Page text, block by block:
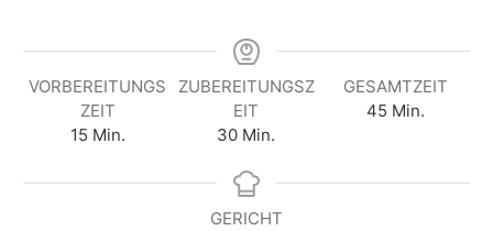
VORBEREITUNGS
ZEIT
15M
n
Min.
ZUBEREITUNGSZ
EIT
30M
n
Min.
GESAMTZEIT
45M
u
Min.
GERICHT